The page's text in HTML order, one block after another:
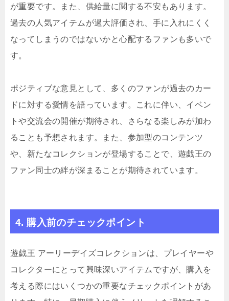
が重要です。また、供給量に関する不安もあります。
過去の人気アイテムが過大評価され、手に入れにくく
なってしまうのではないかと心配するファンも多いで
す。
ポジティブな意見として、多くのファンが過去のカー
ドに対する愛情を語っています。これに伴い、イベン
トや交流会の開催が期待され、さらなる楽しみが加わ
ることも予想されます。また、参加型のコンテンツ
や、新たなコレクションが登場することで、遊戯王の
ファン同士の絆が深まることが期待されています。
4. 購入前のチェックポイント
遊戯王 アーリーデイズコレクションは、プレイヤーや
コレクターにとって興味深いアイテムですが、購入を
考える際にはいくつかの重要なチェックポイントがあ